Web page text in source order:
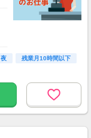
夜
残業月10時間以下